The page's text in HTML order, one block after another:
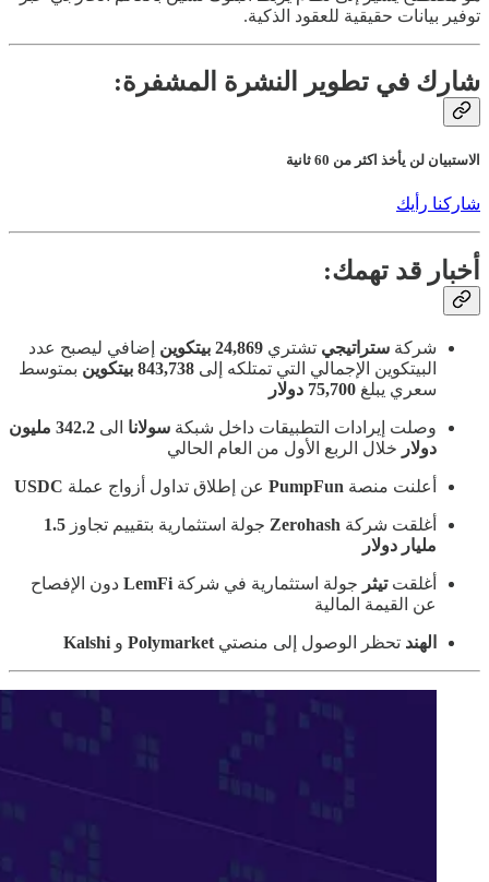
توفير بيانات حقيقية للعقود الذكية.
شارك في تطوير النشرة المشفرة:
الاستبيان لن يأخذ اكثر من 60 ثانية
شاركنا رأيك
أخبار قد تهمك:
شركة ستراتيجي تشتري 24,869 بيتكوين
إضافي ليصبح عدد
البيتكوين الإجمالي التي تمتلكه إلى 843,738 بيتكوين بمتوسط
سعري يبلغ 75,700 دولار
وصلت إيرادات التطبيقات داخل شبكة سولانا الى
342.2 مليون
دولار خلال الربع الأول من العام الحالي
أعلنت منصة عن إطلاق تداول أزواج عملة USDC
أغلقت شركة Zerohash جولة استثمارية بتقييم تجاوز 1.5
مليار دولار
أغلقتتيثر جولة استثمارية في شركة LemFi دون الإفصاح
عن القيمة المالية
الهند تحظر الوصول إلى منصتي Polymarket و Kalshi